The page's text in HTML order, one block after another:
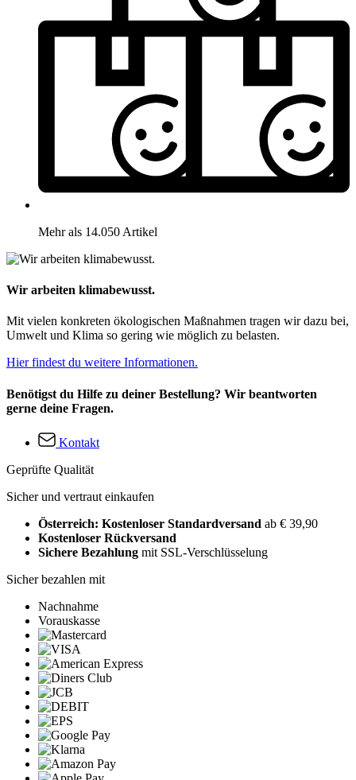
Mehr als 14.050 Artikel
Wir arbeiten klimabewusst.
Mit vielen konkreten ökologischen Maßnahmen tragen wir dazu bei,
Umwelt und Klima so gering wie möglich zu belasten.
Hier findest du weitere Informationen.
Benötigst du Hilfe zu deiner Bestellung? Wir beantworten
gerne deine Fragen.
Kontakt
Geprüfte Qualität
Sicher und vertraut einkaufen
Österreich: Kostenloser Standardversand ab € 39,90
Kostenloser Rückversand
Sichere Bezahlung mit SSL-Verschlüsselung
Sicher bezahlen mit
Nachnahme
Vorauskasse